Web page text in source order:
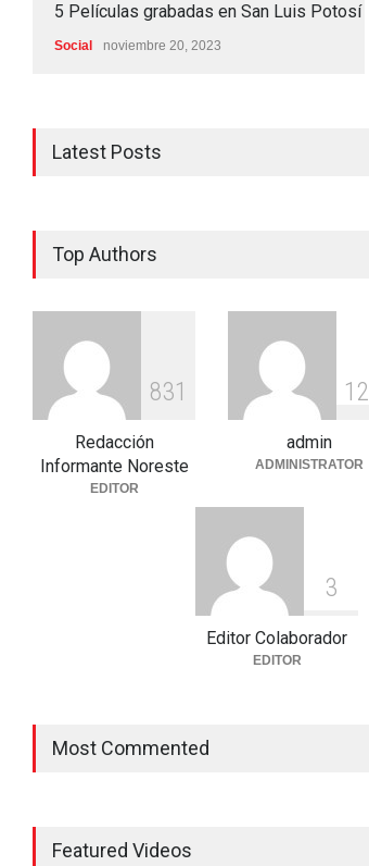
5 Películas grabadas en San Luis Potosí
Social noviembre 20, 2023
Latest Posts
Top Authors
831
Redacción
Informante Noreste
EDITOR
1 2
admin
ADMINISTRATOR
3
Editor Colaborador
EDITOR
Most Commented
Featured Videos